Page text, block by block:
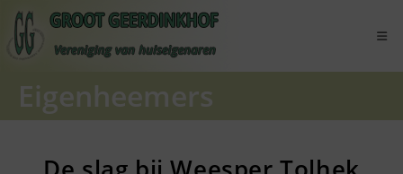
naar
inhoud
Eigenheemers